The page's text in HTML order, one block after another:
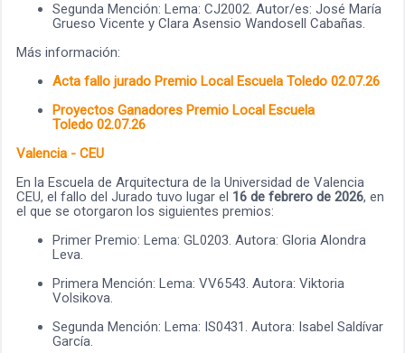
Segunda Mención: Lema: CJ2002. Autor/es: José María
Grueso Vicente y Clara Asensio Wandosell Cabañas.
Más información:
Acta fallo jurado Premio Local Escuela Toledo 02.07.26
Proyectos Ganadores Premio Local Escuela
Toledo 02.07.26
Valencia - CEU
En la Escuela de Arquitectura de la Universidad de Valencia
CEU, el fallo del Jurado tuvo lugar el 16 de febrero de 2026, en
el que se otorgaron los siguientes premios:
Primer Premio: Lema: GL0203. Autora: Gloria Alondra
Leva.
Primera Mención: Lema: VV6543. Autora: Viktoria
Volsikova.
Segunda Mención: Lema: IS0431. Autora: Isabel Saldívar
García.